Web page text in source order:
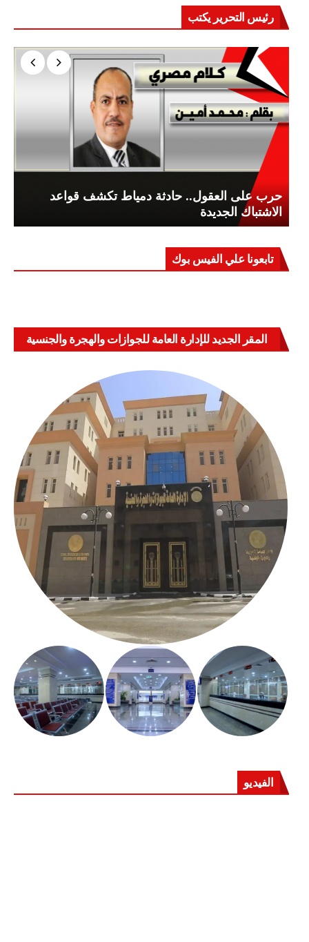
رئيس التحرير يكتب
حرب على العقول.. حادثة دمياط تكشف قواعد
الاشتباك الجديدة
تابعونا علي الفيس بوك
المقر الجديد للإدارة العامة للجوازات والهجرة والجنسية
الفيديو